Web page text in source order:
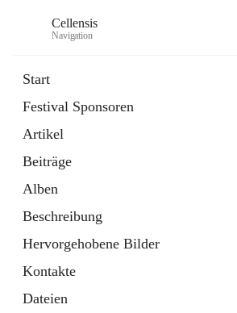
Cellensis
Navigation
Start
Festival Sponsoren
Artikel
Beiträge
Alben
Beschreibung
Hervorgehobene Bilder
Kontakte
Dateien
Festival Sponsoren